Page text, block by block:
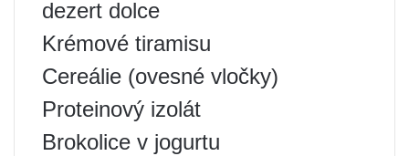
dezert dolce
Krémové tiramisu
Cereálie (ovesné vločky)
Proteinový izolát
Brokolice v jogurtu